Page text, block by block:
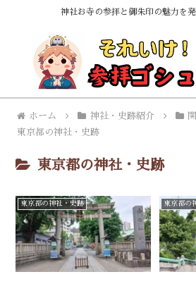
神社お寺の参拝と御朱印の魅力を
ホーム 神社・史跡紹介
東京都の神社・史跡
東京都の神社・史跡
東京都の神社・史跡 東京都の